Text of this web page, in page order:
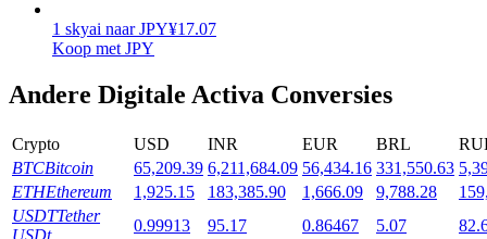
Launchpool
Flexibel staken om populaire tokens te verdienen.
1 skyai naar JPY¥17.07
Koop met JPY
Andere Digitale Activa Conversies
Crypto USD INR EUR BRL
BTCBitcoin 65,209.39 6,211,684.09 56,434.16 331,550.63
ETHEthereum 1,925.15 183,385.90 1,666.09 9,788.28
USDTTether
USDt
0.99913 95.17 0.86467 5.07